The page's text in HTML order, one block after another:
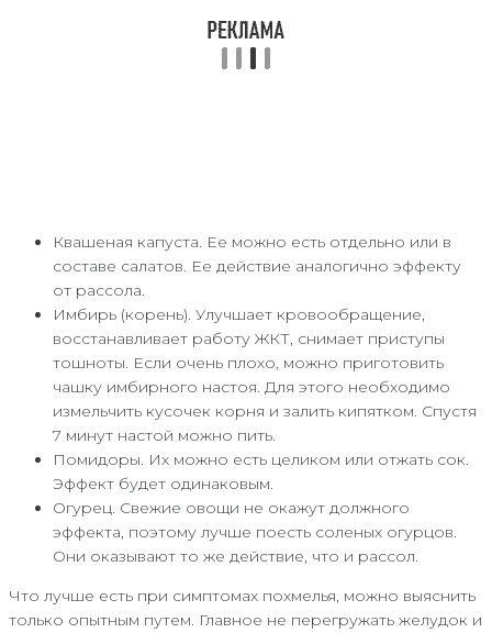
Квашеная капуста. Ее можно есть отдельно или в
составе салатов. Ее действие аналогично эффекту
от рассола.
Имбирь (корень). Улучшает кровообращение,
восстанавливает работу ЖКТ, снимает приступы
тошноты. Если очень плохо, можно приготовить
чашку имбирного настоя. Для этого необходимо
измельчить кусочек корня и залить кипятком. Спустя
7 минут настой можно пить.
Помидоры. Их можно есть целиком или отжать сок.
Эффект будет одинаковым.
Огурец. Свежие овощи не окажут должного
эффекта, поэтому лучше поесть соленых огурцов.
Они оказывают то же действие, что и рассол.
Что лучше есть при симптомах похмелья, можно выяснить
только опытным путем. Главное не перегружать желудок и